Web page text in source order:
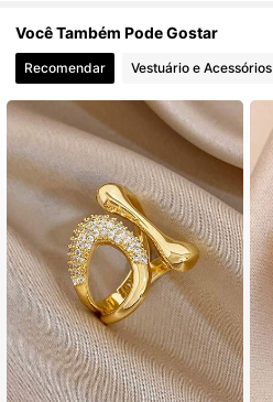
Você Também Pode Gostar
Recomendar Vestuário e Acessórios